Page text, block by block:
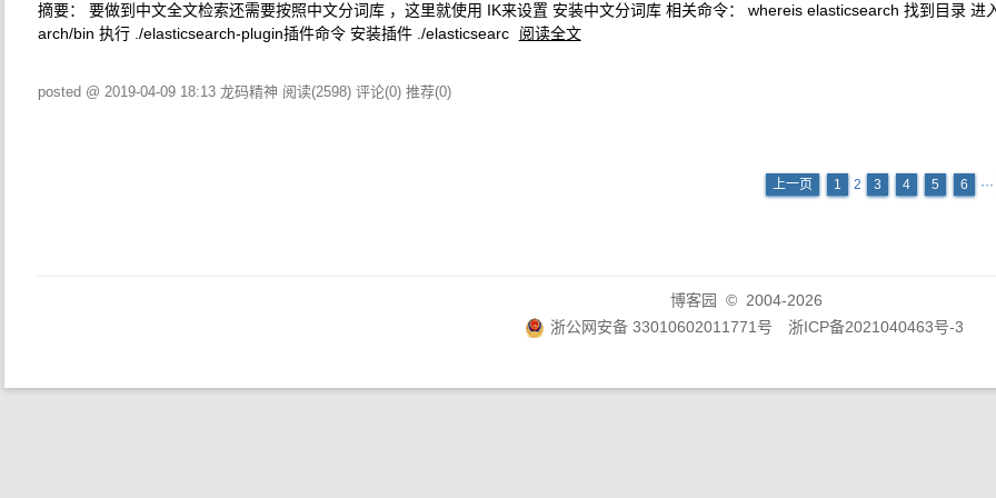
摘要： 要做到中文全文检索还需要按照中文分词库 ，这里就使用 IK来设置 安装中文分词库 相关命令： whereis elasticsearch 找到目录 进
arch/bin 执行 ./elasticsearch-plugin插件命令 安装插件 ./elasticsearc
阅读全文
posted @ 2019-04-09 18:13 龙码精神 阅读(2598) 评论(0) 推荐(0)
上一页 1 2 3 4 5 6 ···
博客园
© 2004-2026
浙公网安备 33010602011771号
浙ICP备2021040463号-3